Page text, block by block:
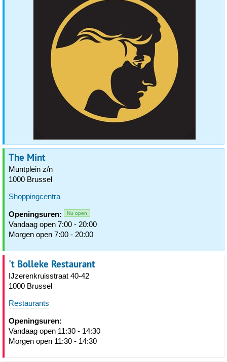
The Mint
Muntplein z/n
1000 Brussel
Shoppingcentra
Openingsuren: Nu open
Vandaag open 7:00 - 20:00
Morgen open 7:00 - 20:00
't Bolleke Restaurant
IJzerenkruisstraat 40-42
1000 Brussel
Restaurants
Openingsuren:
Vandaag open 11:30 - 14:30
Morgen open 11:30 - 14:30